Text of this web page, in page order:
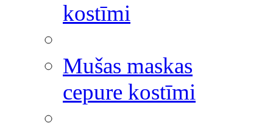
kostīmi
Mušas maskas
cepure kostīmi